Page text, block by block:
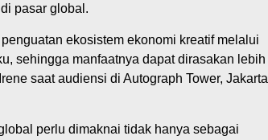
pasar global.
ekosistem ekonomi kreatif melalui
sehingga manfaatnya dapat dirasakan lebih
saat audiensi di Autograph Tower, Jakarta
perlu dimaknai tidak hanya sebagai